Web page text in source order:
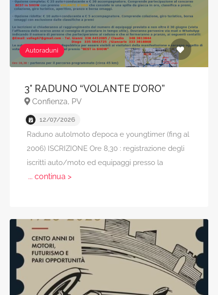
Autoraduni
3° RADUNO “VOLANTE D’ORO”
Confienza, PV
12/07/2026
Raduno autolmoto d’epoca e youngtimer (fing al
2006) ISCRIZIONE Ore 8,30 : registrazione degli
iscritti auto/moto ed equipaggi presso la
... continua >